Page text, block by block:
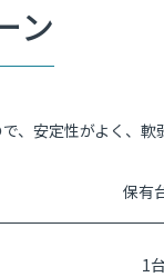
ン
安定性がよく、軟
保有
1